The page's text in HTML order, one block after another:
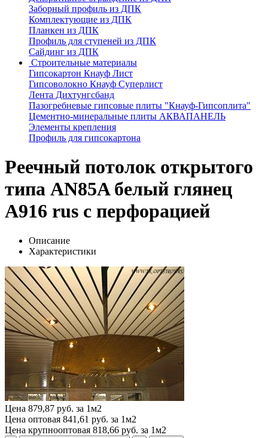
Заборный профиль из ДПК
Комплектующие из ДПК
Планкен из ДПК
Профиль для ступеней из ДПК
Сайдинг из ДПК
Строительные материалы
Гипсокартон Кнауф Лист
Гипсоволокно Кнауф Суперлист
Лента Дихтунгсбанд
Пазогребневые гипсовые плиты "Кнауф-Гипсоплита"
Цементно-минеральные плиты АКВАПАНЕЛЬ
Элементы крепления
Профиль для гипсокартона
Реечный потолок открытого
типа AN85A белый глянец
А916 rus с перфорацией
Описание
Характеристики
Цена 879,87 руб. за 1м2
Цена оптовая 841,61 руб. за 1м2
Цена крупнооптовая 818,66 руб. за 1м2